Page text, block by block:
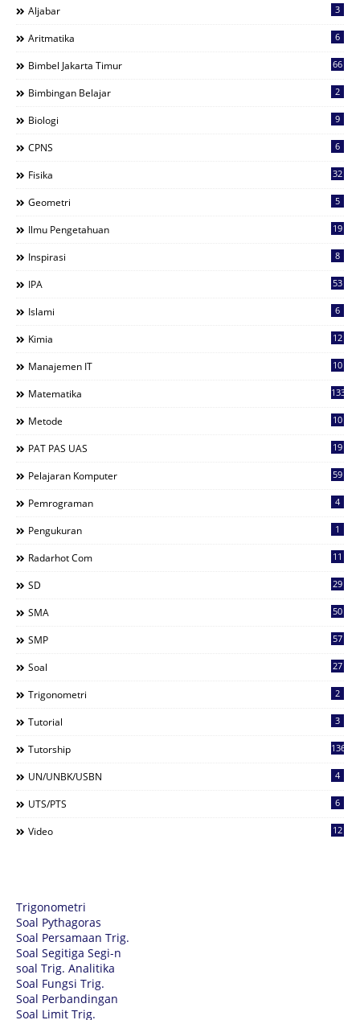
Aljabar 3
Aritmatika 6
Bimbel Jakarta Timur 66
Bimbingan Belajar 2
Biologi 9
CPNS 6
Fisika 32
Geometri 5
Ilmu Pengetahuan 19
Inspirasi 8
IPA 53
Islami 6
Kimia 12
Manajemen IT 10
Matematika 133
Metode 10
PAT PAS UAS 19
Pelajaran Komputer 59
Pemrograman 4
Pengukuran 1
Radarhot Com 11
SD 29
SMA 50
SMP 57
Soal 27
Trigonometri 2
Tutorial 3
Tutorship 136
UN/UNBK/USBN 4
UTS/PTS 6
Video 12
Trigonometri
Soal Pythagoras
Soal Persamaan Trig.
Soal Segitiga Segi-n
soal Trig. Analitika
Soal Fungsi Trig.
Soal Perbandingan
Soal Limit Trig.